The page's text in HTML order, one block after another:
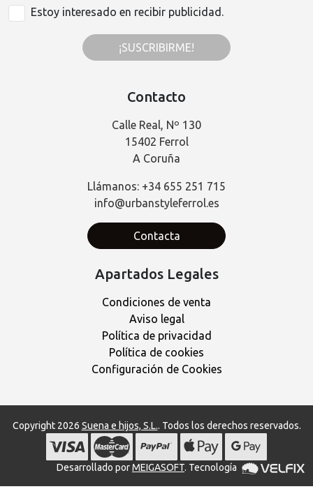
Estoy interesado en recibir publicidad.
¡SUSCRIBIRME!
Contacto
Calle Real, Nº 130
15402 Ferrol
A Coruña
Llámanos: +34 655 251 715
info@urbanstyleferrol.es
Contacta
Apartados Legales
Condiciones de venta
Aviso legal
Política de privacidad
Política de cookies
Configuración de Cookies
Copyright 2026 Suena e hijos, S.L.. Todos los derechos reservados.
Desarrollado porMEIGASOFT. Tecnología